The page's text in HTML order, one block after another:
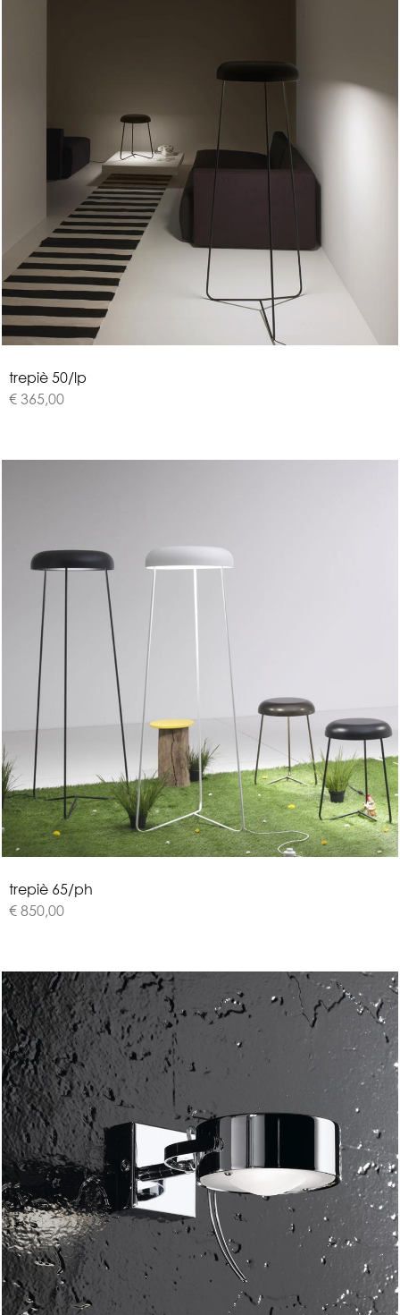
trepiè 50/lp
€ 365,00
trepiè 65/ph
€ 850,00